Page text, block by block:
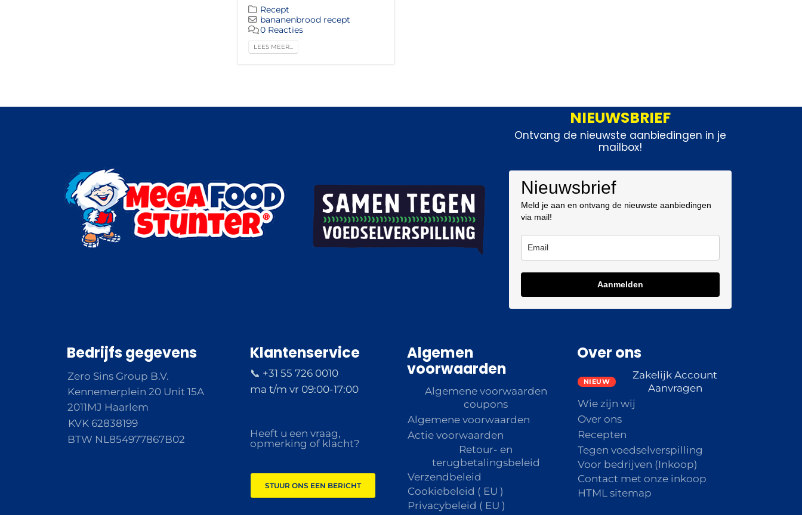
Recept
bananenbrood recept
0 Reacties
LEES MEER...
NIEUWSBRIEF
Ontvang de nieuwste aanbiedingen in je
mailbox!
Nieuwsbrief
Meld je aan en ontvang de nieuwste aanbiedingen
via mail!
Aanmelden
Bedrijfs gegevens
Zero Sins Group B.V.
Kennemerplein 20 Unit 15A
2011MJ Haarlem
KVK 62838199
BTW NL854977867B02
Klantenservice
📞 +31 55 726 0010
ma t/m vr 09:00-17:00
Heeft u een vraag,
opmerking of klacht?
STUUR ONS EEN BERICHT
Algemen
voorwaarden
Algemene voorwaarden
coupons
Algemene voorwaarden
Actie voorwaarden
Retour- en
terugbetalingsbeleid
Verzendbeleid
Cookiebeleid ( EU )
Privacybeleid ( EU )
Over ons
Zakelijk Account
Aanvragen
Wie zijn wij
Over ons
Recepten
Tegen voedselverspilling
Voor bedrijven (Inkoop)
Contact met onze inkoop
HTML sitemap